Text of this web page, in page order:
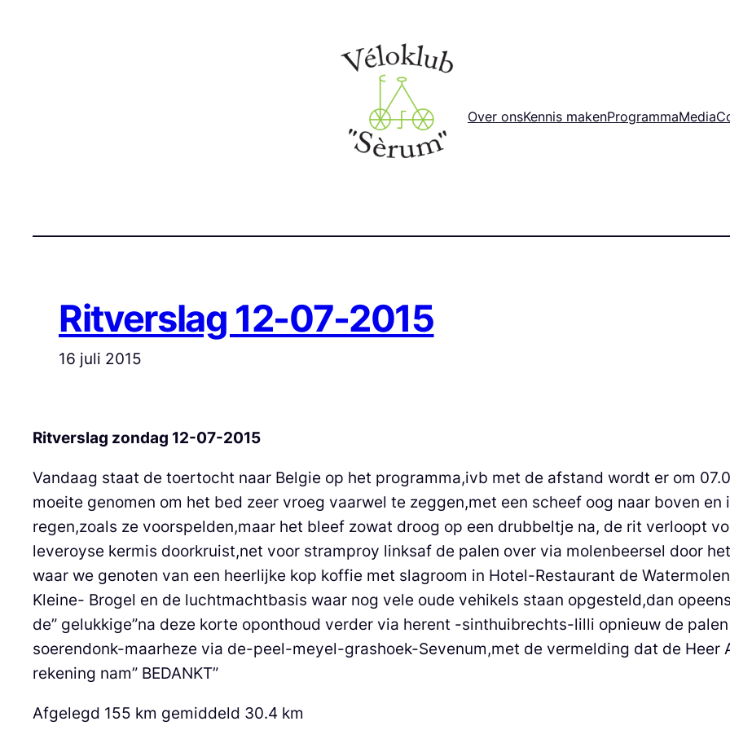
Over onsKennis makenProgrammaMedia
Ritverslag 12-07-2015
16 juli 2015
Ritverslag zondag 12-07-2015
Vandaag staat de toertocht naar Belgie op het programma,ivb met de afstand wordt er om
moeite genomen om het bed zeer vroeg vaarwel te zeggen,met een scheef oog naar boven
regen,zoals ze voorspelden,maar het bleef zowat droog op een drubbeltje na, de rit verloopt
leveroyse kermis doorkruist,net voor stramproy linksaf de palen over via molenbeersel door
waar we genoten van een heerlijke kop koffie met slagroom in Hotel-Restaurant de
Kleine- Brogel en de luchtmachtbasis waar nog vele oude vehikels staan opgesteld,dan
de” gelukkige”na deze korte oponthoud verder via herent -sinthuibrechts-lilli opnieuw de
soerendonk-maarheze via de-peel-meyel-grashoek-Sevenum,met de vermelding dat de Heer
rekening nam” BEDANKT”
Afgelegd 155 km gemiddeld 30.4 km